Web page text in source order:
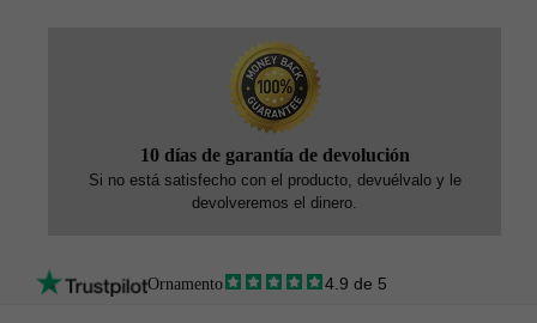
10 días de garantía de devolución
Si no está satisfecho con el producto, devuélvalo y le
devolveremos el dinero.
Ornamento 4.9 de 5